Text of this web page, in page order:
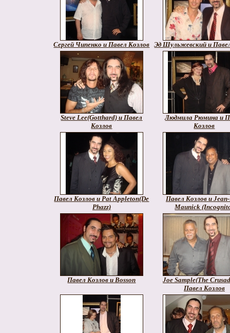
Сергей Чипенко и Павел Козлов Эд Шульжевский и
Steve Lee(Gotthard) и Павел
Козлов
Людмила Рюмина и
Козлов
Павел Козлов и Pat Appleton(De
Phazz)
Павел Козлов и
Maunick
Павел Козлов и Bosson
Joe Sample(The
Павел Козлов